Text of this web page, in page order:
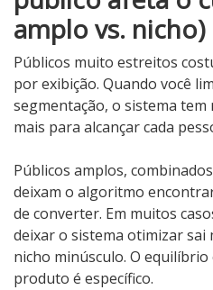
amplo vs. nicho)
Públicos muito estreitos
por exibição. Quando você
segmentação, o sistema tem
mais para alcançar cada
Públicos amplos,
deixam o algoritmo
de converter. Em muitos
deixar o sistema otimizar
nicho minúsculo. O
produto é específico.